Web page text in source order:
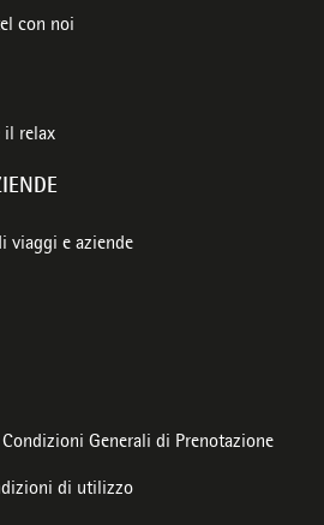
con noi
il relax
viaggi e aziende
Condizioni Generali di Prenotazione
di utilizzo